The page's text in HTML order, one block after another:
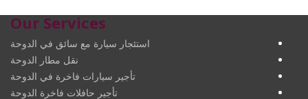
Our Services
استئجار سيارة مع سائق في الدوحة
نقل مطار الدوحة
تأجير سيارات فاخرة في الدوحة
تأجير حافلات فاخرة الدوحة